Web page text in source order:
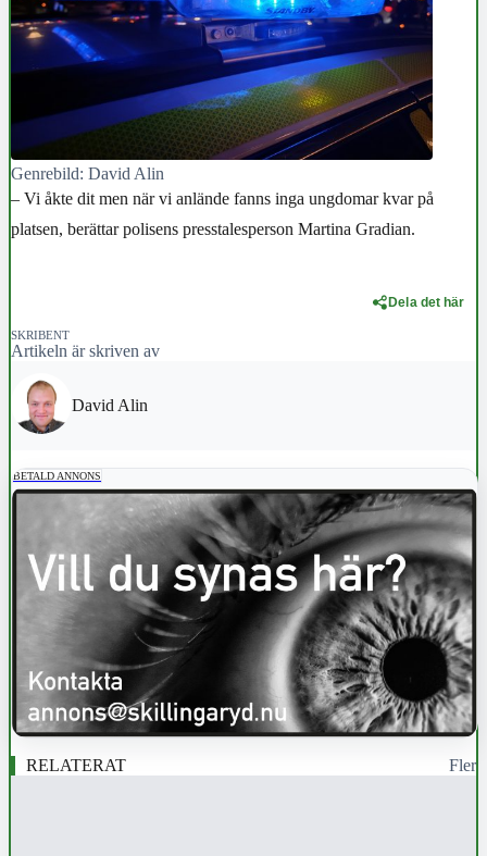
Genrebild: David Alin
– Vi åkte dit men när vi anlände fanns inga ungdomar kvar på
platsen, berättar polisens presstalesperson Martina Gradian.
Dela det här
SKRIBENT
Artikeln är skriven av
David Alin
BETALD ANNONS
RELATERAT Fler